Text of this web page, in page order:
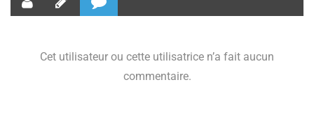
Cet utilisateur ou cette utilisatrice n’a fait aucun
commentaire.